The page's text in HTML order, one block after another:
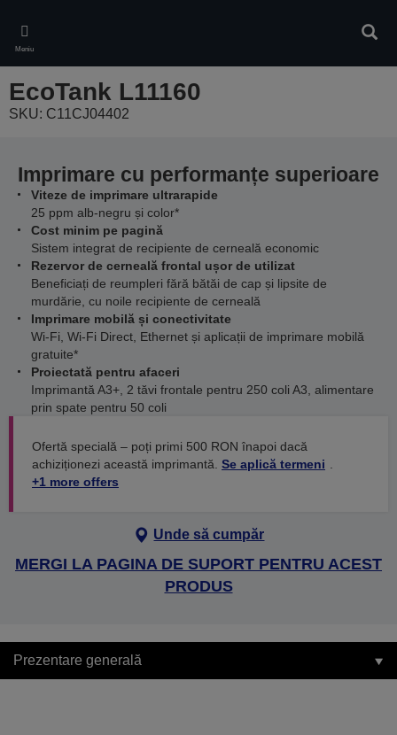
main
content
Meniu
EcoTank L11160
SKU: C11CJ04402
Imprimare cu performanțe superioare
Viteze de imprimare ultrarapide
25 ppm alb-negru și color*
Cost minim pe pagină
Sistem integrat de recipiente de cerneală economic
Rezervor de cerneală frontal ușor de utilizat
Beneficiați de reumpleri fără bătăi de cap și lipsite de
murdărie, cu noile recipiente de cerneală
Imprimare mobilă și conectivitate
Wi-Fi, Wi-Fi Direct, Ethernet și aplicații de imprimare mobilă
gratuite*
Proiectată pentru afaceri
Imprimantă A3+, 2 tăvi frontale pentru 250 coli A3, alimentare
prin spate pentru 50 coli
Ofertă specială – poți primi 500 RON înapoi dacă
achiziționezi această imprimantă. Se aplică termeni
+1 more offers
Unde să cumpăr
MERGI LA PAGINA DE SUPORT PENTRU ACEST
PRODUS
Prezentare generală